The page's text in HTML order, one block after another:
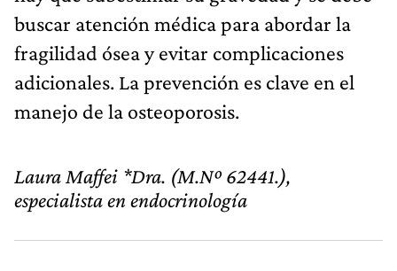
buscar atención médica para abordar la
fragilidad ósea y evitar complicaciones
adicionales. La prevención es clave en el
manejo de la osteoporosis.
Laura Maffei *Dra. (M.Nº 62441.),
especialista en endocrinología